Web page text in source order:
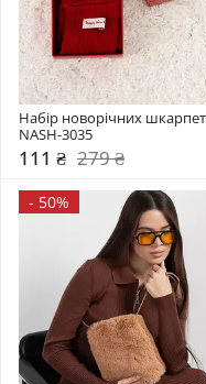
Набір новорічних
NASH-3035
111 ₴ 279 ₴
- 50%